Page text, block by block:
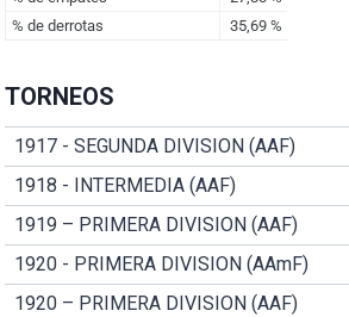
TORNEOS
1917 - SEGUNDA DIVISION (AAF)
1918 - INTERMEDIA (AAF)
1919 – PRIMERA DIVISION (AAF)
1920 - PRIMERA DIVISION (AAmF)
1920 – PRIMERA DIVISION (AAF)